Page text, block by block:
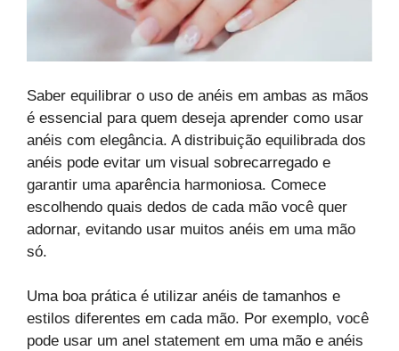
Saber equilibrar o uso de anéis em ambas as mãos
é essencial para quem deseja aprender como usar
anéis com elegância. A distribuição equilibrada dos
anéis pode evitar um visual sobrecarregado e
garantir uma aparência harmoniosa. Comece
escolhendo quais dedos de cada mão você quer
adornar, evitando usar muitos anéis em uma mão
só.
Uma boa prática é utilizar anéis de tamanhos e
estilos diferentes em cada mão. Por exemplo, você
pode usar um anel statement em uma mão e anéis